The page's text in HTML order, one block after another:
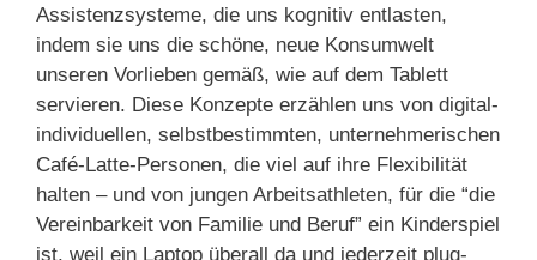
Assistenzsysteme, die uns kognitiv entlasten,
indem sie uns die schöne, neue Konsumwelt
unseren Vorlieben gemäß, wie auf dem Tablett
servieren. Diese Konzepte erzählen uns von digital-
individuellen, selbstbestimmten, unternehmerischen
Café-Latte-Personen, die viel auf ihre Flexibilität
halten – und von jungen Arbeitsathleten, für die “die
Vereinbarkeit von Familie und Beruf” ein Kinderspiel
ist, weil ein Laptop überall da und jederzeit plug-